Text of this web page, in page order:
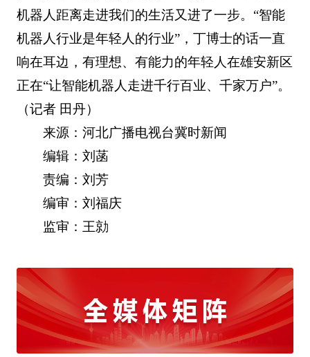
机器人距离走进我们的生活又进了一步。“智能
机器人行业是年轻人的行业”，丁博士的话一直
响在耳边，有理想、有能力的年轻人在雄安新区
正在“让智能机器人走进千行百业、千家万户”。
（记者 田丹）
来源：河北广播电视台冀时新闻
编辑：刘菡
责编：刘芳
编审：刘福庆
监审：王勍